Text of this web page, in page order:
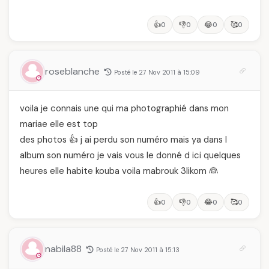
👍0 👎0 😂0 🥰0
roseblanche Posté le 27 Nov 2011 à 15:09
voila je connais une qui ma photographié dans mon
mariae elle est top
des photos 👍 j ai perdu son numéro mais ya dans l
album son numéro je vais vous le donné d ici quelques
heures elle habite kouba voila mabrouk 3likom 👰
👍0 👎0 😂0 🥰0
nabila88 Posté le 27 Nov 2011 à 15:13